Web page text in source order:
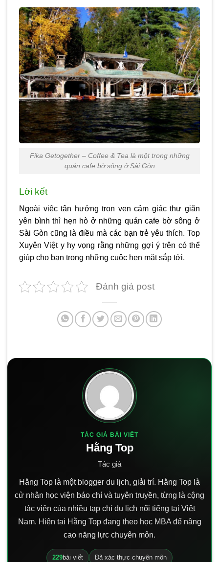
Fika Getogether – Coffee & Tea là một trong những
quán cafe bờ sông ở Sài Gòn
Lời kết
Ngoài việc tận hưởng trọn vẹn cảm giác thư giãn
yên bình thì hẹn hò ở những quán cafe bờ sông ở
Sài Gòn cũng là điều mà các bạn trẻ yêu thích. Top
Xuyên Việt y hy vọng rằng những gợi ý trên có thể
giúp cho bạn trong những cuộc hẹn mặt sắp tới.
Đánh giá post
TÁC GIẢ BÀI VIẾT
Hằng Top
Tác giả
Hằng Top là một blogger du lịch, giải trí. Hằng Top là
cử nhân học viện báo chí và tuyên truyền, từng là cộng
tác viên của nhiều tạp chí du lịch nổi tiếng tại Việt
Nam. Hiện tại Hằng Top đang theo học MBA để nâng
cao năng lực chuyên môn.
229bài viết Đã xác thực chuyên môn